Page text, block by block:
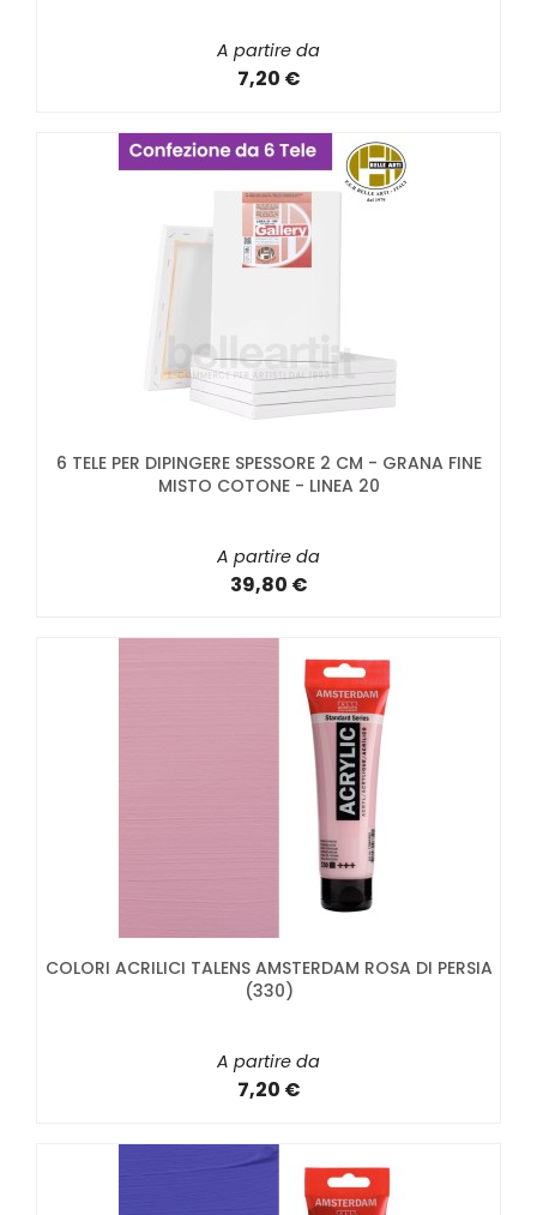
A partire da
7,20 €
6 TELE PER DIPINGERE SPESSORE 2 CM - GRANA FINE
MISTO COTONE - LINEA 20
A partire da
39,80 €
COLORI ACRILICI TALENS AMSTERDAM ROSA DI PERSIA
(330)
A partire da
7,20 €